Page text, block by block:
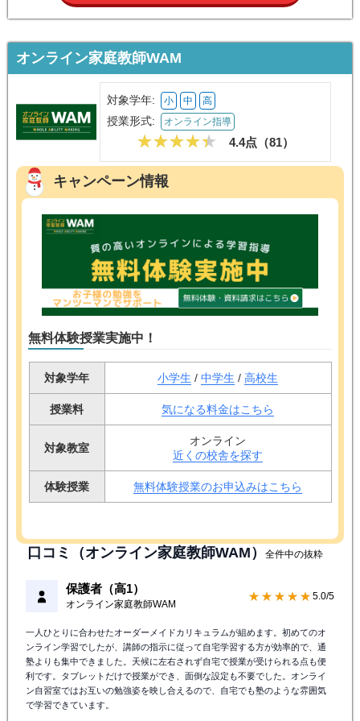
オンライン家庭教師WAM
対象学年: 小 中 高
授業形式: オンライン指導
4.4点（81）
キャンペーン情報
無料体験授業実施中！
対象学年 小学生 / 中学生 / 高校生
授業料 気になる料金はこちら
対象教室
オンライン
近くの校舎を探す
体験授業 無料体験授業のお申込みはこちら
口コミ（オンライン家庭教師WAM） 全件中の抜粋
保護者（高1）
オンライン家庭教師WAM
★★★★★ 5.0/5
一人ひとりに合わせたオーダーメイドカリキュラムが組めます。初めてのオ
ンライン学習でしたが、講師の指示に従って自宅学習する方が効率的で、通
塾よりも集中できました。天候に左右されず自宅で授業が受けられる点も便
利です。タブレットだけで授業ができ、面倒な設定も不要でした。オンライ
ン自習室ではお互いの勉強姿を映し合えるので、自宅でも塾のような雰囲気
で学習できています。